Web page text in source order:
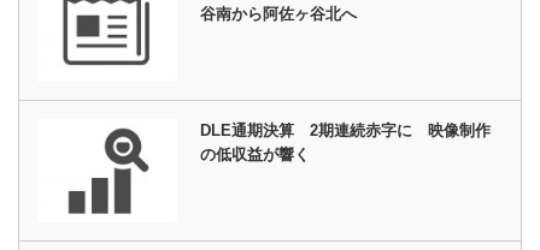
谷南から阿佐ヶ谷北へ
DLE通期決算 2期連続赤字に 映像制作
の低収益が響く